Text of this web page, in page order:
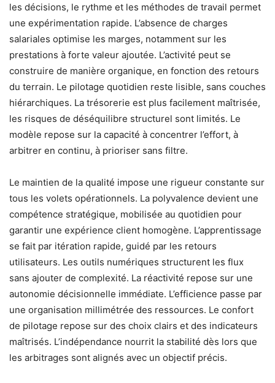
les décisions, le rythme et les méthodes de travail permet
une expérimentation rapide. L’absence de charges
salariales optimise les marges, notamment sur les
prestations à forte valeur ajoutée. L’activité peut se
construire de manière organique, en fonction des retours
du terrain. Le pilotage quotidien reste lisible, sans couches
hiérarchiques. La trésorerie est plus facilement maîtrisée,
les risques de déséquilibre structurel sont limités. Le
modèle repose sur la capacité à concentrer l’effort, à
arbitrer en continu, à prioriser sans filtre.
Le maintien de la qualité impose une rigueur constante sur
tous les volets opérationnels. La polyvalence devient une
compétence stratégique, mobilisée au quotidien pour
garantir une expérience client homogène. L’apprentissage
se fait par itération rapide, guidé par les retours
utilisateurs. Les outils numériques structurent les flux
sans ajouter de complexité. La réactivité repose sur une
autonomie décisionnelle immédiate. L’efficience passe par
une organisation millimétrée des ressources. Le confort
de pilotage repose sur des choix clairs et des indicateurs
maîtrisés. L’indépendance nourrit la stabilité dès lors que
les arbitrages sont alignés avec un objectif précis.